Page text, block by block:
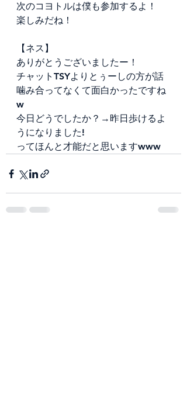
次のコヨトルは僕も参加するよ！
楽しみだね！
​【ネス】
ありがとうございましたー！
チャットTSYよりとぅーしの方が話
噛み合ってなくて面白かったですね
w
今日どうでしたか？→昨日歩けるよ
うになりました!
ってほんと才能だと思いますwww